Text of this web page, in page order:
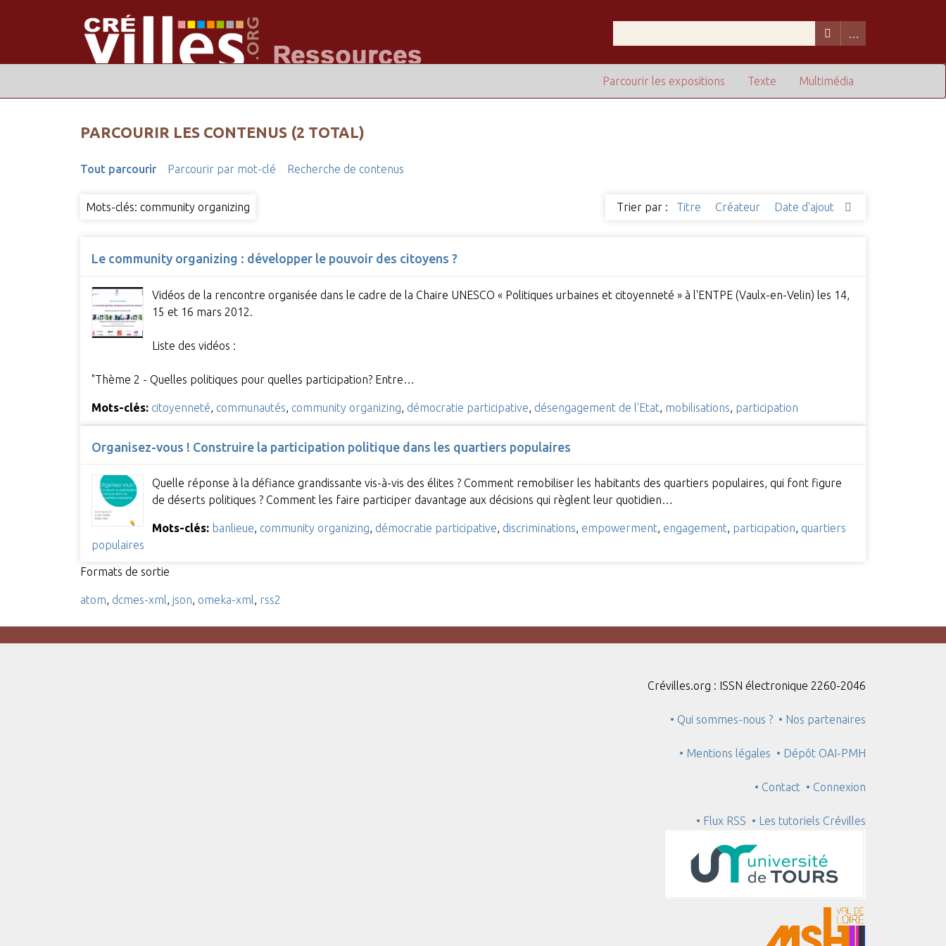
Multimédia
Texte
Parcourir les expositions
PARCOURIR LES CONTENUS (2 TOTAL)
Tout parcourir Parcourir par mot-clé Recherche de contenus
Mots-clés: community organizing Trier par : Titre Créateur Date d'ajout
Le community organizing : développer le pouvoir des citoyens ?
Vidéos de la rencontre organisée dans le cadre de la Chaire UNESCO « Politiques urbaines et citoyenneté » à l'ENTPE (Vaulx-en-Velin) les 14,
15 et 16 mars 2012.
Liste des vidéos :
"Thème 2 - Quelles politiques pour quelles participation? Entre…
Mots-clés: citoyenneté communautés community organizing démocratie participative désengagement de l'Etat, mobilisations participation
Organisez-vous ! Construire la participation politique dans les quartiers populaires
Quelle réponse à la défiance grandissante vis-à-vis des élites ? Comment remobiliser les habitants des quartiers populaires, qui font figure
de déserts politiques ? Comment les faire participer davantage aux décisions qui règlent leur quotidien…
Mots-clés: banlieue, community organizing, démocratie participative, discriminations, empowerment, engagement, participation, quartiers
populaires
Formats de sortie
atom, dcmes-xml, json, omeka-xml, rss2
Crévilles.org : ISSN électronique 2260-2046
• Qui sommes-nous ? • Nos partenaires
• Mentions légales • Dépôt OAI-PMH
• Contact • Connexion
• Flux RSS • Les tutoriels Crévilles